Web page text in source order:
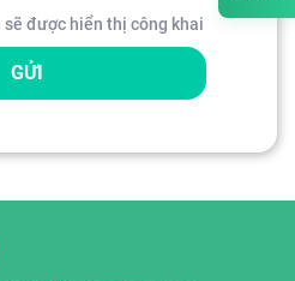
sẽ được hiển thị công khai
GỬI